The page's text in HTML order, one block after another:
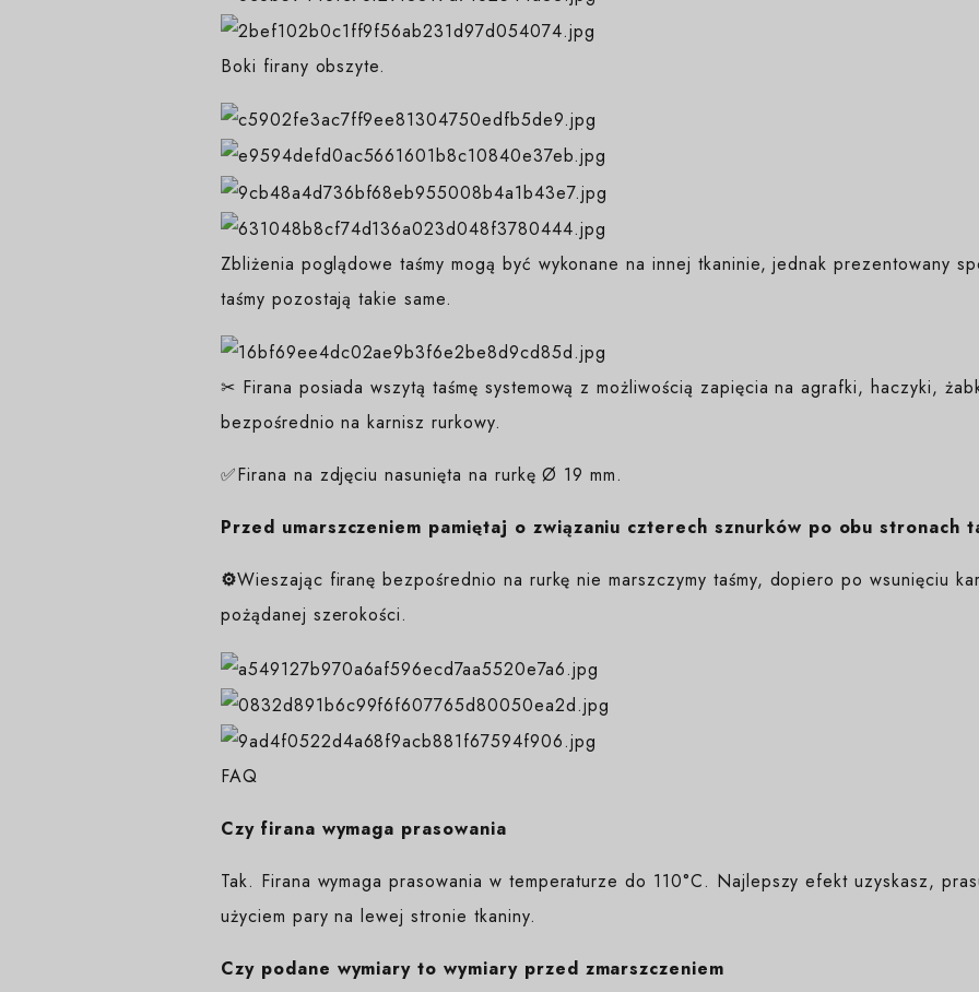
Boki firany obszyte.
Zbliżenia poglądowe taśmy mogą być wykonane na innej tkaninie, jednak prezentowany
taśmy pozostają takie same.
✂ Firana posiada wszytą taśmę systemową z możliwością zapięcia na agrafki, haczyki,
bezpośrednio na karnisz rurkowy.
✅Firana na zdjęciu nasunięta na rurkę Ø 19 mm.
Przed umarszczeniem pamiętaj o związaniu czterech sznurków po obu stronach
⚙️Wieszając firanę bezpośrednio na rurkę nie marszczymy taśmy, dopiero po wsunięciu
pożądanej szerokości.
FAQ
Czy firana wymaga prasowania
Tak. Firana wymaga prasowania w temperaturze do 110°C. Najlepszy efekt uzyskasz,
użyciem pary na lewej stronie tkaniny.
Czy podane wymiary to wymiary przed zmarszczeniem